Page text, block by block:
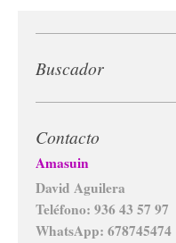
Buscador
Contacto
Amasuin
David Aguilera
Teléfono: 936 43 57 97
WhatsApp: 678745474